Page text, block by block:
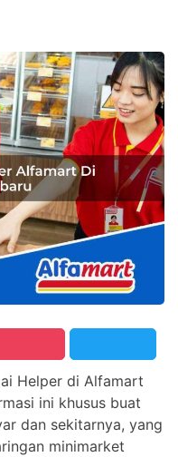
Helper di Alfamart
ini khusus buat
dan sekitarnya, yang
minimarket